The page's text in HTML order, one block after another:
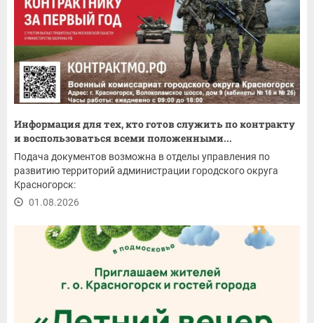
Информация для тех, кто готов служить по контракту
и воспользоваться всеми положенными...
Подача документов возможна в отделы управления по
развитию территорий администрации городского округа
Красногорск:
01.08.2026